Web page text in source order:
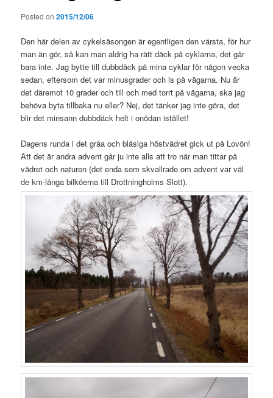
Posted on2015/12/06
Den här delen av cykelsäsongen är egentligen den värsta, för hur
man än gör, så kan man aldrig ha rätt däck på cyklarna, det går
bara inte. Jag bytte till dubbdäck på mina cyklar för någon vecka
sedan, eftersom det var minusgrader och is på vägarna. Nu är
det däremot 10 grader och till och med torrt på vägarna, ska jag
behöva byta tillbaka nu eller? Nej, det tänker jag inte göra, det
blir det minsann dubbdäck helt i onödan istället!
Dagens runda i det gråa och blåsiga höstvädret gick ut på Lovön!
Att det är andra advent går ju inte alls att tro när man tittar på
vädret och naturen (det enda som skvallrade om advent var väl
de km-långa bilköerna till Drottningholms Slott).